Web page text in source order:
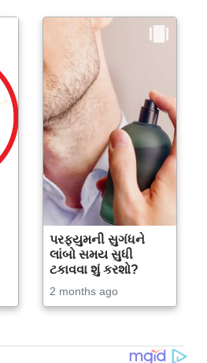
પરફ્યુમની સુગંધને
લાંબો સમય સુધી
ટકાવવા શું કરશો?
2 months ago